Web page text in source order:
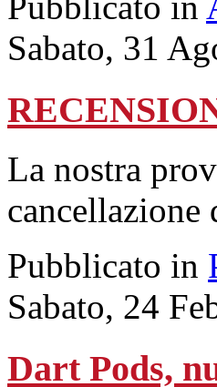
Sabato, 31
La nostra
cancellazione
Pubblicato in
Sabato, 24
Dart Pods,